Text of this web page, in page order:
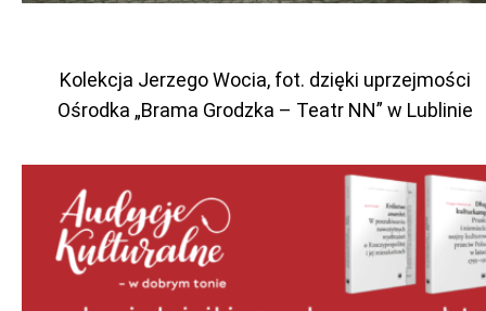
Kolekcja Jerzego Wocia, fot. dzięki uprzejmości
Ośrodka „Brama Grodzka – Teatr NN” w Lublinie